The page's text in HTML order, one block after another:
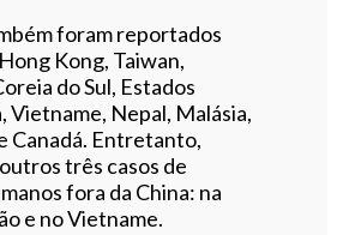
foram reportados
Kong, Taiwan,
do Sul, Estados
Vietname, Nepal, Malásia,
Canadá. Entretanto,
três casos de
fora da China: na
e no Vietname.